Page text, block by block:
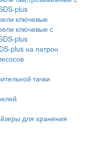
plus
ключевые
ключевые с
plus
plus на патрон
тачки
для хранения